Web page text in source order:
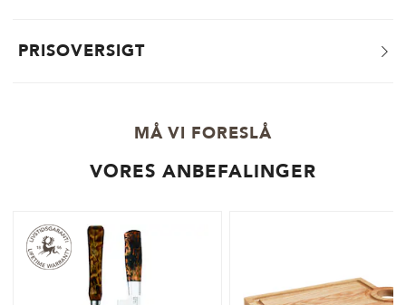
PRISOVERSIGT
MÅ VI FORESLÅ
VORES ANBEFALINGER